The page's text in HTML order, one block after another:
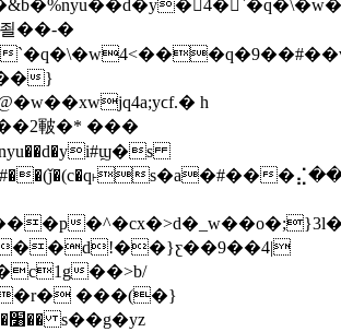
��-�
}
h
皸�* ���
i#��(ǰ�(c�q˫s�a�#��
��>b/
���(�}